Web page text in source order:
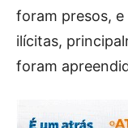
foram presos, e
ilícitas,
foram